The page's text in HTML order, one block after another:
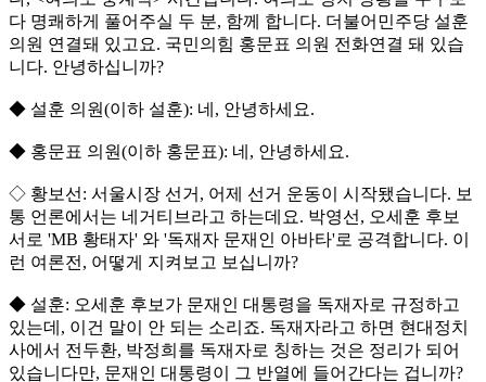
다 명쾌하게 풀어주실 두 분, 함께 합니다. 더불어민주당 설훈
의원 연결돼 있고요. 국민의힘 홍문표 의원 전화연결 돼 있습
니다. 안녕하십니까?
◆ 설훈 의원(이하 설훈): 네, 안녕하세요.
◆ 홍문표 의원(이하 홍문표): 네, 안녕하세요.
◇ 황보선: 서울시장 선거, 어제 선거 운동이 시작됐습니다. 보
통 언론에서는 네거티브라고 하는데요. 박영선, 오세훈 후보
서로 'MB 황태자' 와 '독재자 문재인 아바타'로 공격합니다. 이
런 여론전, 어떻게 지켜보고 보십니까?
◆ 설훈: 오세훈 후보가 문재인 대통령을 독재자로 규정하고
있는데, 이건 말이 안 되는 소리죠. 독재자라고 하면 현대정치
사에서 전두환, 박정희를 독재자로 칭하는 것은 정리가 되어
있습니다만, 문재인 대통령이 그 반열에 들어간다는 겁니까?